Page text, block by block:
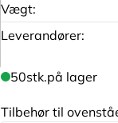
Vægt:
Leverandører:
50stk.på lager
Tilbehør til